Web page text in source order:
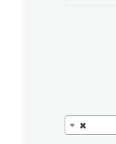
×